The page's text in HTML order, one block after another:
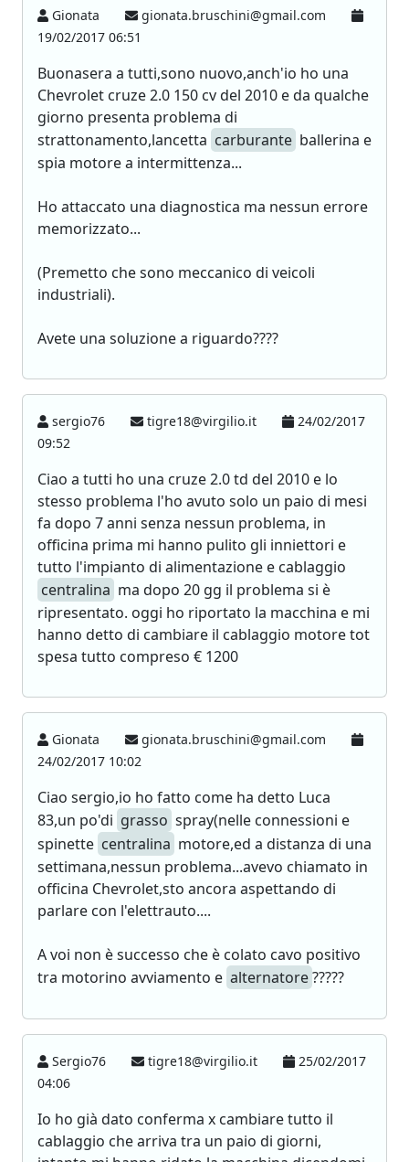
Gionata
gionata.bruschini@gmail.com
19/02/2017 06:51
Buonasera a tutti,sono nuovo,anch'io ho una
Chevrolet cruze 2.0 150 cv del 2010 e da qualche
giorno presenta problema di
strattonamento,lancetta carburante ballerina e
spia motore a intermittenza...
Ho attaccato una diagnostica ma nessun errore
memorizzato...
(Premetto che sono meccanico di veicoli
industriali).
Avete una soluzione a riguardo????
sergio76 tigre18@virgilio.it
24/02/2017
09:52
Ciao a tutti ho una cruze 2.0 td del 2010 e lo
stesso problema l'ho avuto solo un paio di mesi
fa dopo 7 anni senza nessun problema, in
officina prima mi hanno pulito gli inniettori e
tutto l'impianto di alimentazione e cablaggio
centralina ma dopo 20 gg il problema si è
ripresentato. oggi ho riportato la macchina e mi
hanno detto di cambiare il cablaggio motore tot
spesa tutto compreso € 1200
Gionata
gionata.bruschini@gmail.com
24/02/2017 10:02
Ciao sergio,io ho fatto come ha detto Luca
83,un po'di grasso spray(nelle connessioni e
spinette centralina motore,ed a distanza di una
settimana,nessun problema...avevo chiamato in
officina Chevrolet,sto ancora aspettando di
parlare con l'elettrauto....
A voi non è successo che è colato cavo positivo
tra motorino avviamento e alternatore?????
Sergio76 tigre18@virgilio.it
25/02/2017
04:06
Io ho già dato conferma x cambiare tutto il
cablaggio che arriva tra un paio di giorni,